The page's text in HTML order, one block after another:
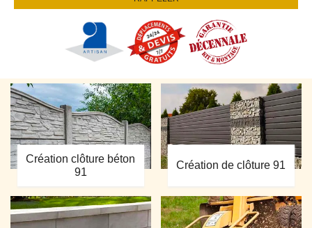
Création clôture béton
91
Création de clôture 91